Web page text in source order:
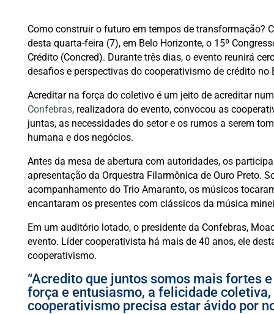
Como construir o futuro em tempos de transformação?
desta quarta-feira (7), em Belo Horizonte, o 15º
Crédito (Concred). Durante três dias, o evento reunirá
desafios e perspectivas do cooperativismo de crédito
Acreditar na força do coletivo é um jeito de acreditar
Confebras, realizadora do evento, convocou as
juntas, as necessidades do setor e os rumos a serem
humana e dos negócios.
Antes da mesa de abertura com autoridades, os
apresentação da Orquestra Filarmônica de Ouro Preto.
acompanhamento do Trio Amaranto, os músicos
encantaram os presentes com clássicos da música
Em um auditório lotado, o presidente da Confebras,
evento. Líder cooperativista há mais de 40 anos, ele
cooperativismo.
“Acredito que juntos somos mais fortes
força e entusiasmo, a felicidade coletiva,
cooperativismo precisa estar ávido por